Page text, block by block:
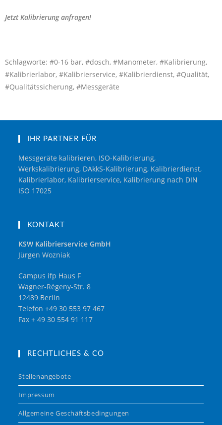
Jetzt Kalibrierung anfragen!
Schlagworte: #0-16 bar, #dosch, #Manometer, #Kalibrierung,
#Kalibrierlabor, #Kalibrierservice, #Kalibrierdienst, #Qualität,
#Qualitätssicherung, #Messgeräte
IHR PARTNER FÜR
Messgeräte kalibrieren, ISO-Kalibrierung,
Werkskalibrierung, DAkkS-Kalibrierung, Kalibrierdienst,
Kalibrierlabor, Kalibrierservice, Kalibrierung nach DIN
ISO 17025
KONTAKT
KSW Kalibrierservice GmbH
Jürgen Wozniak
Campus ifp Haus F
Wagner-Régeny-Str. 8
12489 Berlin
Telefon +49 30 553 97 467
Fax + 49 30 554 91 117
RECHTLICHES & CO
Stellenangebote
Impressum
Allgemeine Geschäftsbedingungen